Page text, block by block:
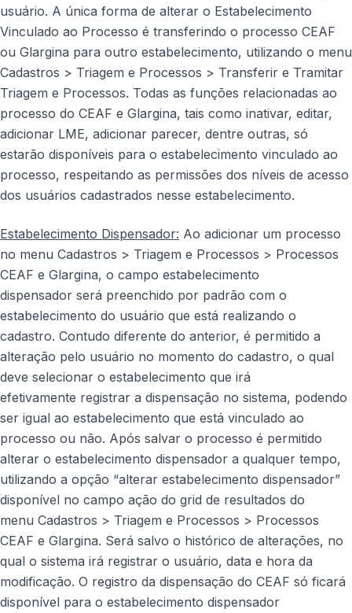
usuário. A única forma de alterar o Estabelecimento
Vinculado ao Processo é transferindo o processo CEAF
ou Glargina para outro estabelecimento, utilizando o menu
Cadastros > Triagem e Processos > Transferir e Tramitar
Triagem e Processos. Todas as funções relacionadas ao
processo do CEAF e Glargina, tais como inativar, editar,
adicionar LME, adicionar parecer, dentre outras, só
estarão disponíveis para o estabelecimento vinculado ao
processo, respeitando as permissões dos níveis de acesso
dos usuários cadastrados nesse estabelecimento.
Estabelecimento Dispensador: Ao adicionar um processo
no menu Cadastros > Triagem e Processos > Processos
CEAF e Glargina, o campo estabelecimento
dispensador será preenchido por padrão com o
estabelecimento do usuário que está realizando o
cadastro. Contudo diferente do anterior, é permitido a
alteração pelo usuário no momento do cadastro, o qual
deve selecionar o estabelecimento que irá
efetivamente registrar a dispensação no sistema, podendo
ser igual ao estabelecimento que está vinculado ao
processo ou não. Após salvar o processo é permitido
alterar o estabelecimento dispensador a qualquer tempo,
utilizando a opção “alterar estabelecimento dispensador”
disponível no campo ação do grid de resultados do
menu Cadastros > Triagem e Processos > Processos
CEAF e Glargina. Será salvo o histórico de alterações, no
qual o sistema irá registrar o usuário, data e hora da
modificação. O registro da dispensação do CEAF só ficará
disponível para o estabelecimento dispensador